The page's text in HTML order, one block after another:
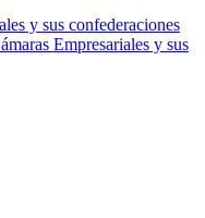
y sus confederaciones
Empresariales y sus